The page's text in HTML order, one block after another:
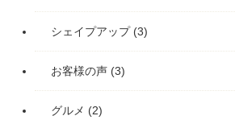
シェイプアップ(3)
お客様の声 (3)
グルメ (2)